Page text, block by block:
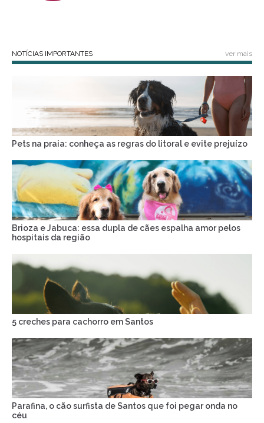
NOTÍCIAS IMPORTANTES ver mais
Pets na praia: conheça as regras do litoral e evite prejuízo
Brioza e Jabuca: essa dupla de cães espalha amor pelos
hospitais da região
5 creches para cachorro em Santos
Parafina, o cão surfista de Santos que foi pegar onda no
céu